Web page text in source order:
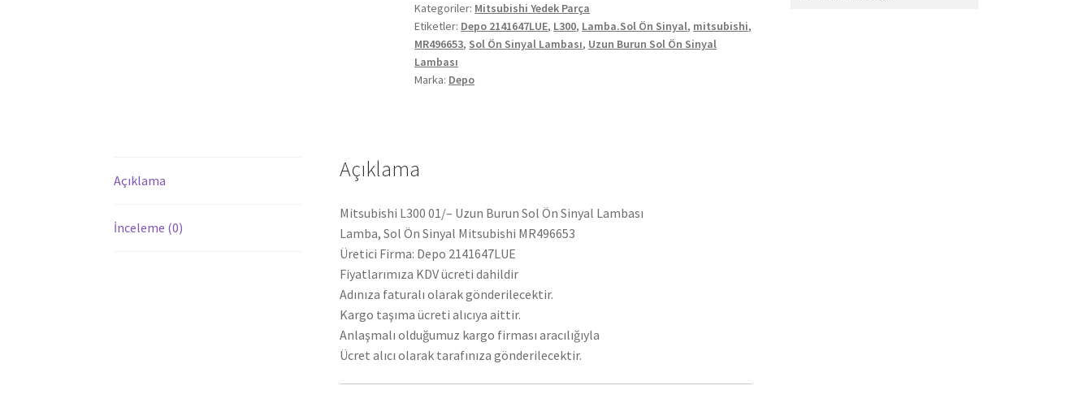
Ön
Sinyal
Lambası
MR496653
Kategoriler: Mitsubishi Yedek Parça
Etiketler: Depo 2141647LUE, L300, Lamba.Sol Ön Sinyal, mitsubishi,
MR496653, Sol Ön Sinyal Lambası, Uzun Burun Sol Ön Sinyal
Lambası
Marka: Depo
Açıklama
İnceleme (0)
Açıklama
Mitsubishi L300 01/– Uzun Burun Sol Ön Sinyal Lambası
Lamba, Sol Ön Sinyal Mitsubishi MR496653
Üretici Firma: Depo 2141647LUE
Fiyatlarımıza KDV ücreti dahildir
Adınıza faturalı olarak gönderilecektir.
Kargo taşıma ücreti alıcıya aittir.
Anlaşmalı olduğumuz kargo firması aracılığıyla
Ücret alıcı olarak tarafınıza gönderilecektir.